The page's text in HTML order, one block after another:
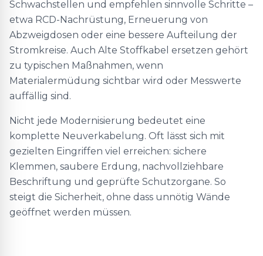
Schwachstellen und empfehlen sinnvolle Schritte –
etwa RCD-Nachrüstung, Erneuerung von
Abzweigdosen oder eine bessere Aufteilung der
Stromkreise. Auch Alte Stoffkabel ersetzen gehört
zu typischen Maßnahmen, wenn
Materialermüdung sichtbar wird oder Messwerte
auffällig sind.
Nicht jede Modernisierung bedeutet eine
komplette Neuverkabelung. Oft lässt sich mit
gezielten Eingriffen viel erreichen: sichere
Klemmen, saubere Erdung, nachvollziehbare
Beschriftung und geprüfte Schutzorgane. So
steigt die Sicherheit, ohne dass unnötig Wände
geöffnet werden müssen.